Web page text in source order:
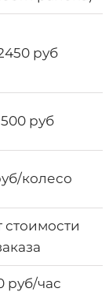
руб
руб
колесо
стоимости
руб/час